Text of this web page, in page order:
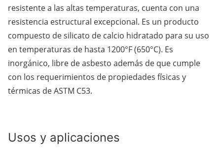
resistente a las altas temperaturas, cuenta con una
resistencia estructural excepcional. Es un producto
compuesto de silicato de calcio hidratado para su uso
en temperaturas de hasta 1200°F (650°C). Es
inorgánico, libre de asbesto además de que cumple
con los requerimientos de propiedades físicas y
térmicas de ASTM C53.
Usos y aplicaciones